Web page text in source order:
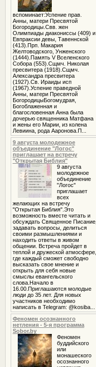
вспоминает:Успение прав.
Анны, матери Пресвятой
Богородицы.Свв. жен
Олимпиады диакониссы (409) и
Евпраксии девы, Тавеннской
(413).Прп. Макария
Желтоводского, Унженского
(1444).Память V Вселенского
Собора (553).Сщмч. Николая
пресвитера (1918).Сщмч.
Александра пресвитера
(1927).Св. Ираиды исп
(1967).Успение праведной
Анны, матери Пресвятой
БогородицыБогомудрая,
Богоблаженная и
благословенная Анна была
дочерью священника Матфана
и жены его Марии, из колена
Левиина, рода Ааронова.П...
9 августа молодежное
объединение "Логос"
приглашает на встречу
"Открытая Библия"
9 августа
молодежное
объединение
"Логос"
приглашает
всех
желающих на встречу
"Открытая Библия".Это
возможность вместе читать и
обсуждать Священное Писание,
задавать вопросы, делиться
своими размышлениями и
находить ответы в живом
общении. Встреча пройдет в
теплой и дружеской атмосфере,
где каждый сможет свободно
высказать свое мнение и
открыть для себя новые
смыслы евангельского
слова.Начало в
16.00.Приглашаются молодые
люди до 35 лет. Для новых
участников необходимо
написать в Telegram: @kosiba...
Феномен осознанного
нетления - 5-я программа
Sobor.by
Феномен
буддийского
или
монашеского
осознанного